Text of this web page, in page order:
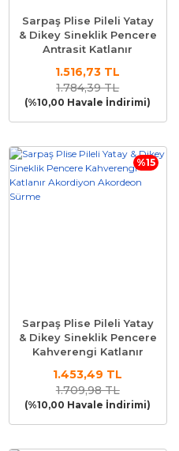
Sarpaş Plise Pileli Yatay
& Dikey Sineklik Pencere
Antrasit Katlanır
Sürme
1.516,73 TL
1.784,39 TL
(%10,00 Havale İndirimi)
%15
Sarpaş Plise Pileli Yatay
& Dikey Sineklik Pencere
Kahverengi Katlanır
Sürme
1.453,49 TL
1.709,98 TL
(%10,00 Havale İndirimi)